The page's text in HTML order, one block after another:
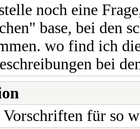
noch eine
base, bei den
wo find ich
bei
für so